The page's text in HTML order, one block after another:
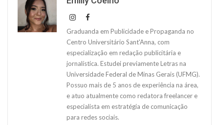
Graduanda em Publicidade e Propaganda no
Centro Universitário Sant'Anna, com
especialização em redação publicitária e
jornalística. Estudei previamente Letras na
Universidade Federal de Minas Gerais (UFMG).
Possuo mais de 5 anos de experiência na área,
e atuo atualmente como redatora freelancer e
especialista em estratégia de comunicação
para redes sociais.